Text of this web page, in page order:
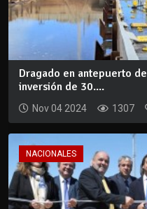
Dragado en antepuerto
inversión de 30....
Nov 04 2024 1307
NACIONALES